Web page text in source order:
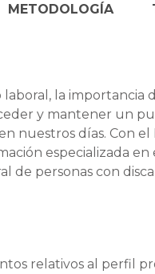
laboral, la
y mantener un
nuestros días. Con
especializada en
de personas con
relativos al perfil
METODOLOGÍA